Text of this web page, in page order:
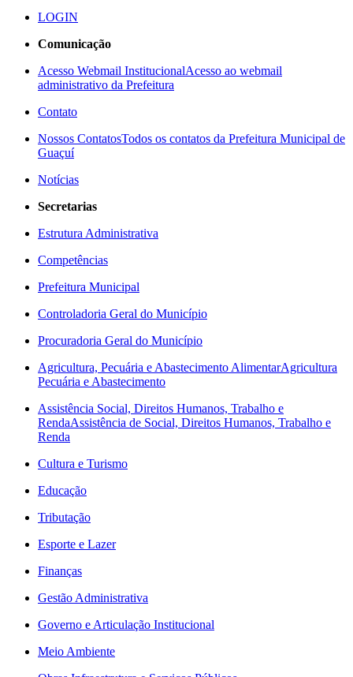
LOGIN
Comunicação
Acesso Webmail InstitucionalAcesso ao webmail
administrativo da Prefeitura
Contato
Nossos ContatosTodos os contatos da Prefeitura Municipal de
Guaçuí
Notícias
Secretarias
Estrutura Administrativa
Competências
Prefeitura Municipal
Controladoria Geral do Município
Procuradoria Geral do Município
Agricultura, Pecuária e Abastecimento AlimentarAgricultura
Pecuária e Abastecimento
Assistência Social, Direitos Humanos, Trabalho e
RendaAssistência de Social, Direitos Humanos, Trabalho e
Renda
Cultura e Turismo
Educação
Tributação
Esporte e Lazer
Finanças
Gestão Administrativa
Governo e Articulação Institucional
Meio Ambiente